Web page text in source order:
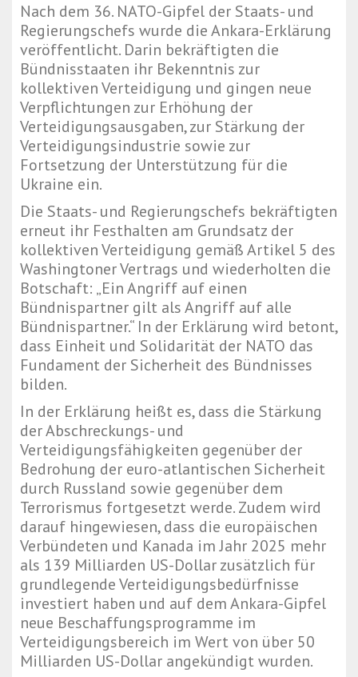
Nach dem 36. NATO-Gipfel der Staats- und
Regierungschefs wurde die Ankara-Erklärung
veröffentlicht. Darin bekräftigten die
Bündnisstaaten ihr Bekenntnis zur
kollektiven Verteidigung und gingen neue
Verpflichtungen zur Erhöhung der
Verteidigungsausgaben, zur Stärkung der
Verteidigungsindustrie sowie zur
Fortsetzung der Unterstützung für die
Ukraine ein.
Die Staats- und Regierungschefs bekräftigten
erneut ihr Festhalten am Grundsatz der
kollektiven Verteidigung gemäß Artikel 5 des
Washingtoner Vertrags und wiederholten die
Botschaft: „Ein Angriff auf einen
Bündnispartner gilt als Angriff auf alle
Bündnispartner.“ In der Erklärung wird betont,
dass Einheit und Solidarität der NATO das
Fundament der Sicherheit des Bündnisses
bilden.
In der Erklärung heißt es, dass die Stärkung
der Abschreckungs- und
Verteidigungsfähigkeiten gegenüber der
Bedrohung der euro-atlantischen Sicherheit
durch Russland sowie gegenüber dem
Terrorismus fortgesetzt werde. Zudem wird
darauf hingewiesen, dass die europäischen
Verbündeten und Kanada im Jahr 2025 mehr
als 139 Milliarden US-Dollar zusätzlich für
grundlegende Verteidigungsbedürfnisse
investiert haben und auf dem Ankara-Gipfel
neue Beschaffungsprogramme im
Verteidigungsbereich im Wert von über 50
Milliarden US-Dollar angekündigt wurden.